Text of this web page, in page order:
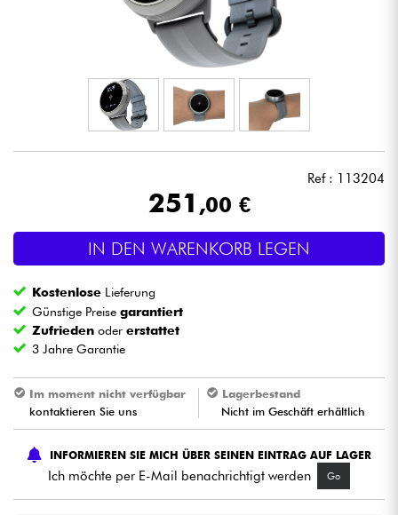
Mikros
Licht
Blasinstrumente
Kinder
Kabel & Zubehöre
Ref : 113204
251 ,00 €
IN DEN WARENKORB LEGEN
Kostenlose Lieferung
Günstige Preisegarantiert
Zufrieden odererstattet
3 Jahre Garantie
Im moment nicht verfügbar
kontaktieren Sie uns
Lagerbestand
Nicht im Geschäft erhältlich
INFORMIEREN SIE MICH ÜBER SEINEN EINTRAG AUF LAGER
Ich möchte per E-Mail benachrichtigt werden Go